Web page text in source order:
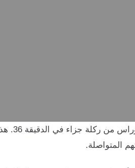
من أبرز الصور التي لفتت
المتواصلة.